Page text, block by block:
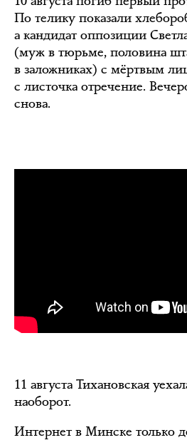
По телику показали
а кандидат оппозиции
(муж в тюрьме, половина
в заложниках) с мёртвым
с листочка отречение.
снова.
11 августа Тихановская
наоборот.
Интернет в Минске только